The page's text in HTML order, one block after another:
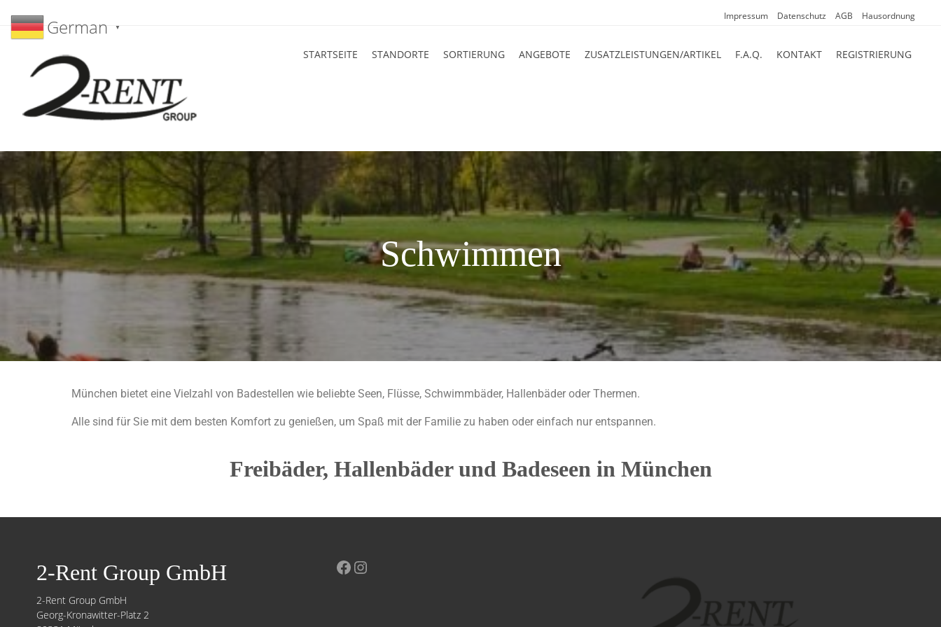
Impressum Datenschutz AGB Hausordnung
STARTSEITE STANDORTE SORTIERUNG ANGEBOTE ZUSATZLEISTUNGEN/ARTIKEL F.A.Q. KONTAKT REGISTRIERUNG
Schwimmen
München bietet eine Vielzahl von Badestellen wie beliebte Seen, Flüsse, Schwimmbäder, Hallenbäder oder Thermen.
Alle sind für Sie mit dem besten Komfort zu genießen, um Spaß mit der Familie zu haben oder einfach nur entspannen.
Freibäder, Hallenbäder und Badeseen in München
2-Rent Group GmbH
2-Rent Group GmbH
Georg-Kronawitter-Platz 2
German ▼